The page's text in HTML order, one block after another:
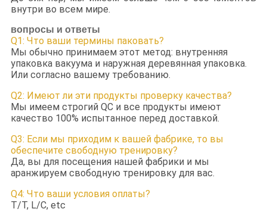
внутри во всем мире.
вопросы и ответы
Q1: Что ваши термины паковать?
Мы обычно принимаем этот метод: внутренняя
упаковка вакуума и наружная деревянная упаковка.
Или согласно вашему требованию.
Q2: Имеют ли эти продукты проверку качества?
Мы имеем строгий QC и все продукты имеют
качество 100% испытанное перед доставкой.
Q3: Если мы приходим к вашей фабрике, то вы
обеспечите свободную тренировку?
Да, вы для посещения нашей фабрики и мы
аранжируем свободную тренировку для вас.
Q4: Что ваши условия оплаты?
T/T, L/C, etc